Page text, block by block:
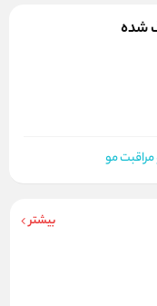
شده
مو
بیشتر